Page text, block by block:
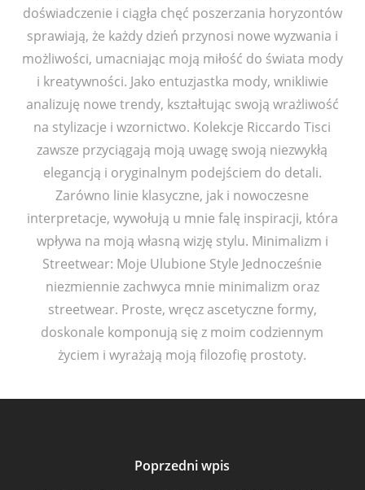
doświadczenie i ciągła chęć poszerzania horyzontów
sprawiają, że każdy dzień przynosi nowe wyzwania i
możliwości, umacniając moją miłość do świata mody
i kreatywności. Jako entuzjastka mody, wnikliwie
analizuję nowe trendy, kształtując swoją wrażliwość
na stylizacje i wzornictwo. Kolekcje Riccardo Tisci
zawsze przyciągają moją uwagę swoją niezwykłą
elegancją i oryginalnym podejściem do detali.
Zarówno linie klasyczne, jak i nowoczesne
interpretacje, wywołują u mnie falę inspiracji, która
wpływa na moją własną wizję stylu. Minimalizm i
Streetwear: Moje Ulubione Style Jednocześnie
niezmiennie zachwyca mnie minimalizm oraz
streetwear. Proste, wręcz ascetyczne formy,
doskonale komponują się z moim codziennym
życiem i wyrażają moją filozofię prostoty.
Poprzedni wpis